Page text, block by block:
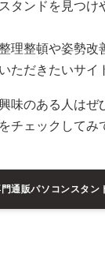
タンドを見つけ
理整頓や姿勢改
ただきたいサイ
味のある人はぜ
チェックしてみ
通販パソコンスタン